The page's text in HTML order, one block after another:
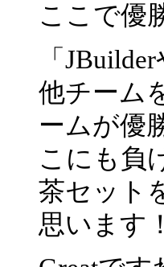
ここで優
「
他チーム
ームが優
こにも負
茶セット
思います